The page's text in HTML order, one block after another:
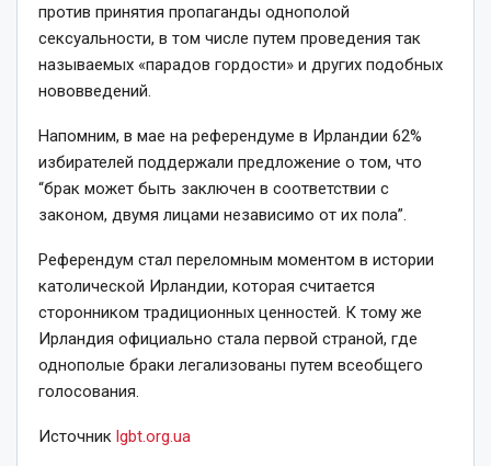
против принятия пропаганды однополой
сексуальности, в том числе путем проведения так
называемых «парадов гордости» и других подобных
нововведений.
Напомним, в мае на референдуме в Ирландии 62%
избирателей поддержали предложение о том, что
“брак может быть заключен в соответствии с
законом, двумя лицами независимо от их пола”.
Референдум стал переломным моментом в истории
католической Ирландии, которая считается
сторонником традиционных ценностей. К тому же
Ирландия официально стала первой страной, где
однополые браки легализованы путем всеобщего
голосования.
Источник lgbt.org.ua